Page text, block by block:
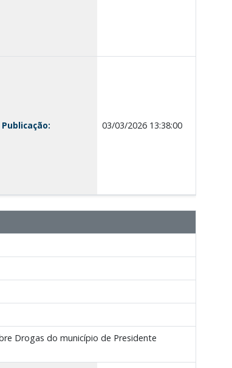
Publicação: 03/03/2026 13:38:00
Drogas do município de Presidente